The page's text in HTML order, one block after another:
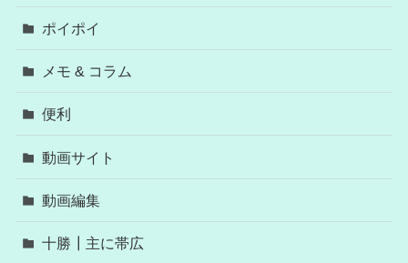
ポイポイ
メモ & コラム
便利
動画サイト
動画編集
十勝┃主に帯広